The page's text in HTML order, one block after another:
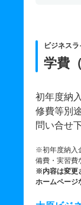
ビジネス
学費
初年度納
修費等別
問い合せ
※初年度納入
備費・実習費
※内容は変更
ホームページ